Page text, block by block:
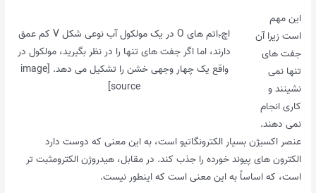
اچ۲
اتم های O در یک مولکول آب نوعی شکل V کم عمق
دارند، اما اگر جفت های تنها را در نظر بگیرید، مولکول در
واقع یک چهار وجهی خشن را تشکیل می دهد. [image
source]
این مهم
است زیرا آن
جفت های
تنها نمی
نشینند و
کاری انجام
نمی دهند.
عنصر اکسیژن بسیار الکترونگاتیو است، به این معنی که دوست دارد
الکترون های پیوند خورده را جذب کند. در مقابل، هیدروژن الکترومثبت تر
است، که اساساً به این معنی است که اینطور نیست.